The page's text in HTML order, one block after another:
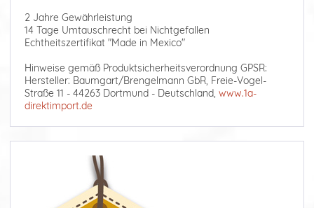
2 Jahre Gewährleistung
14 Tage Umtauschrecht bei Nichtgefallen
Echtheitszertifikat "Made in Mexico"
Hinweise gemäß Produktsicherheitsverordnung GPSR:
Hersteller: Baumgart/Brengelmann GbR, Freie-Vogel-
Straße 11 - 44263 Dortmund - Deutschland, www.1a-
direktimport.de